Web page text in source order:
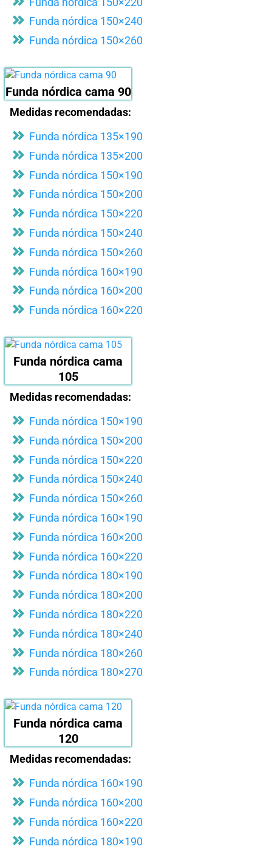
Funda nórdica 150×240
Funda nórdica 150×260
Funda nórdica cama 90
Medidas recomendadas:
Funda nórdica 135×190
Funda nórdica 135×200
Funda nórdica 150×190
Funda nórdica 150×200
Funda nórdica 150×220
Funda nórdica 150×240
Funda nórdica 150×260
Funda nórdica 160×190
Funda nórdica 160×200
Funda nórdica 160×220
Funda nórdica cama
105
Medidas recomendadas:
Funda nórdica 150×190
Funda nórdica 150×200
Funda nórdica 150×220
Funda nórdica 150×240
Funda nórdica 150×260
Funda nórdica 160×190
Funda nórdica 160×200
Funda nórdica 160×220
Funda nórdica 180×190
Funda nórdica 180×200
Funda nórdica 180×220
Funda nórdica 180×240
Funda nórdica 180×260
Funda nórdica 180×270
Funda nórdica cama
120
Medidas recomendadas:
Funda nórdica 160×190
Funda nórdica 160×200
Funda nórdica 160×220
Funda nórdica 180×190